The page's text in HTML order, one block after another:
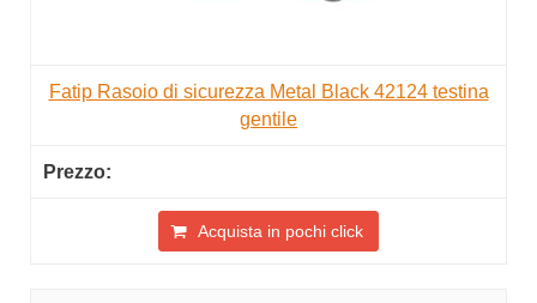
Fatip Rasoio di sicurezza Metal Black 42124 testina
gentile
Acquista in pochi click